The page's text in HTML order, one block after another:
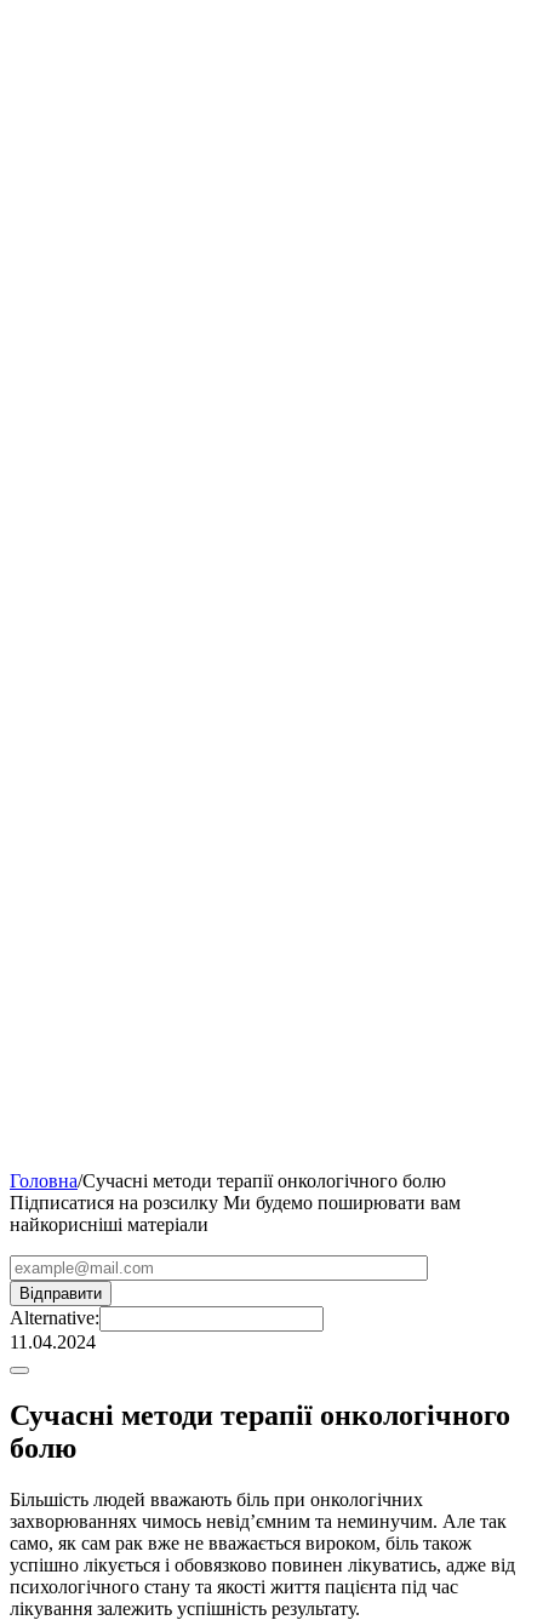
Головна/Сучасні методи терапії онкологічного болю
Підписатися на розсилку Ми будемо поширювати вам
найкорисніші матеріали
Alternative:
11.04.2024
Сучасні методи терапії онкологічного
болю
Більшість людей вважають біль при онкологічних
захворюваннях чимось невід’ємним та неминучим. Але так
само, як сам рак вже не вважається вироком, біль також
успішно лікується і обовязково повинен лікуватись, адже від
психологічного стану та якості життя пацієнта під час
лікування залежить успішність результату.